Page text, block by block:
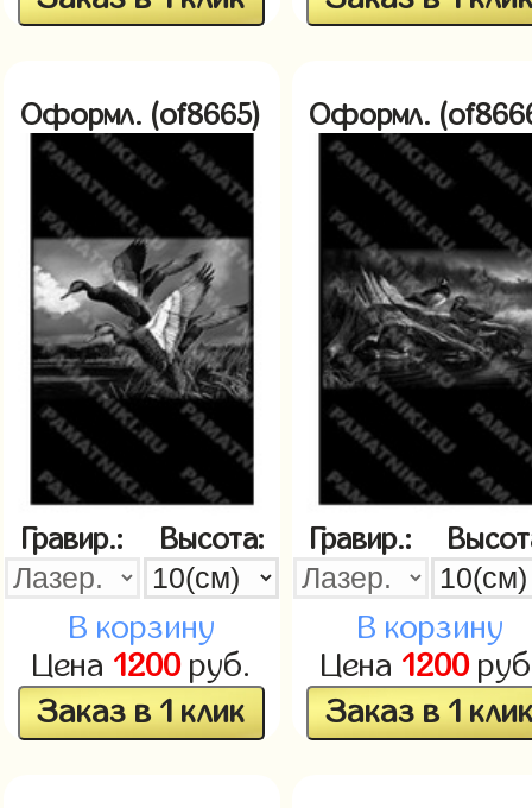
Оформл. (of8665)
Гравир.: Высота:
В корзину
Цена 1200руб.
Заказ в 1 клик
Оформл.
Гравир.:
В корзину
Цена 1200
Заказ в 1